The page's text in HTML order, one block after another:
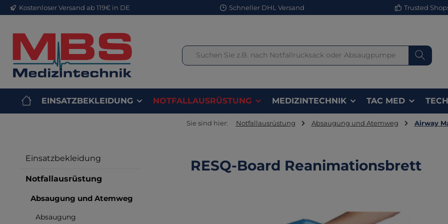
Hauptinhalt springen
Zur Suche springen
Zur Hauptnavigation springen
Kostenloser Versand ab 119€ in DE Schneller DHL Versand Trusted
EINSATZBEKLEIDUNG NOTFALLAUSRÜSTUNG MEDIZINTECHNIK TAC MED
Sie sind hier: Notfallausrüstung Absaugung und Atemweg Airway
Einsatzbekleidung
Notfallausrüstung
Absaugung und Atemweg
Absaugung
RESQ-Board Reanimationsbrett